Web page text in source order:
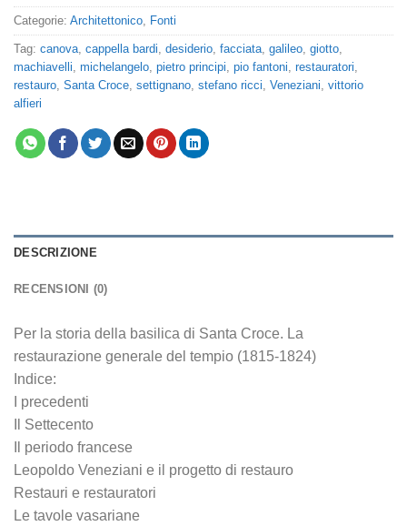
Categorie: Architettonico Fonti
Tag: canova cappella bardi desiderio facciata galileo giotto
machiavelli michelangelo pietro principi pio fantoni restauratori
restauro Santa Croce settignano stefano ricci Veneziani vittorio
alfieri
DESCRIZIONE
RECENSIONI (0)
Per la storia della basilica di Santa Croce. La
restaurazione generale del tempio (1815-1824)
Indice:
I precedenti
Il Settecento
Il periodo francese
Leopoldo Veneziani e il progetto di restauro
Restauri e restauratori
Le tavole vasariane